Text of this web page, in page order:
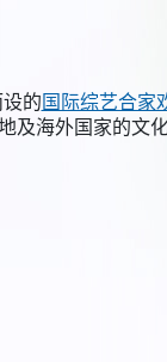
的 国际综艺合家
及海外国家的文